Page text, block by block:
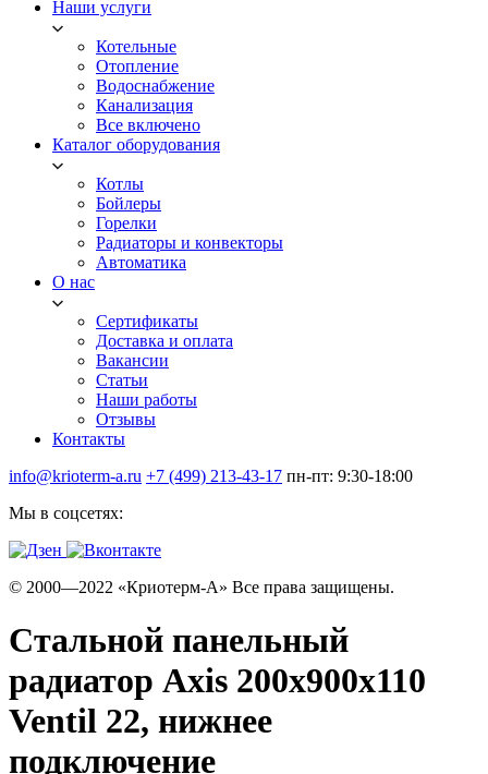
Наши услуги
Котельные
Отопление
Водоснабжение
Канализация
Все включено
Каталог оборудования
Котлы
Бойлеры
Горелки
Радиаторы и конвекторы
Автоматика
О нас
Сертификаты
Доставка и оплата
Вакансии
Статьи
Наши работы
Отзывы
Контакты
info@krioterm-a.ru +7 (499) 213-43-17 пн-пт: 9:30-18:00
Мы в соцсетях:
© 2000—2022 «Криотерм-А» Все права защищены.
Стальной панельный
радиатор Axis 200х900х110
Ventil 22, нижнее
подключение